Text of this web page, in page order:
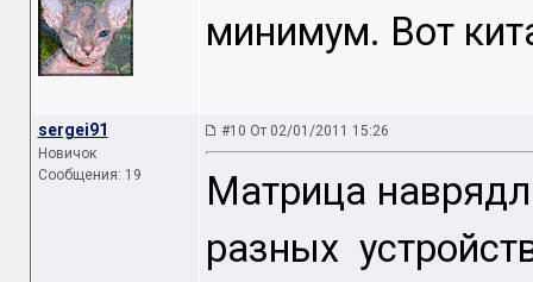
минимум. Вот
sergei91
Новичок
Сообщения: 19
#10 От 02/01/2011 15:26
Матрица
разных